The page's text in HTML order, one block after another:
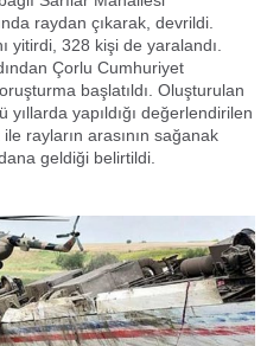
raydan çıkarak, devrildi.
yitirdi, 328 kişi de yaralandı.
Çorlu Cumhuriyet
başlatıldı. Oluşturulan
yapıldığı değerlendirilen
rayların arasının sağanak
geldiği belirtildi.